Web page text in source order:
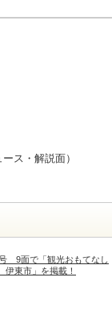
ス・解説面）
9面で「観光おもてなし
東市」を掲載！